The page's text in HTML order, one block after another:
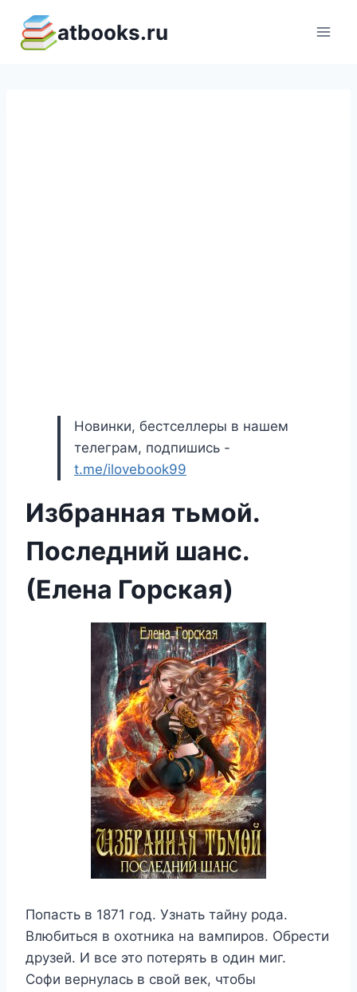
содержимому
atbooks.ru
Новинки, бестселлеры в нашем
телеграм, подпишись -
t.me/ilovebook99
Избранная тьмой.
Последний шанс.
(Елена Горская)
Попасть в 1871 год. Узнать тайну рода.
Влюбиться в охотника на вампиров. Обрести
друзей. И все это потерять в один миг.
Софи вернулась в свой век, чтобы